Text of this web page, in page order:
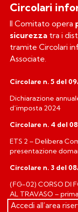
Circolari
Il Comitato opera
sicurezza tra i
tramite Circolari
Associate.
Circolare n. 5 del
Dichiarazione
d’imposta 2024
Circolare n. 4 del
ETS 2 – Delibera
presentazione
Circolare n. 3 del
(FG-02) CORSO DI
AL TRAVASO –
Accedi all’area